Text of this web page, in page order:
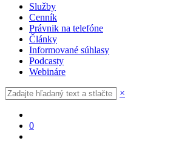
Služby
Cenník
Právnik na telefóne
Články
Informované súhlasy
Podcasty
Webináre
×
0